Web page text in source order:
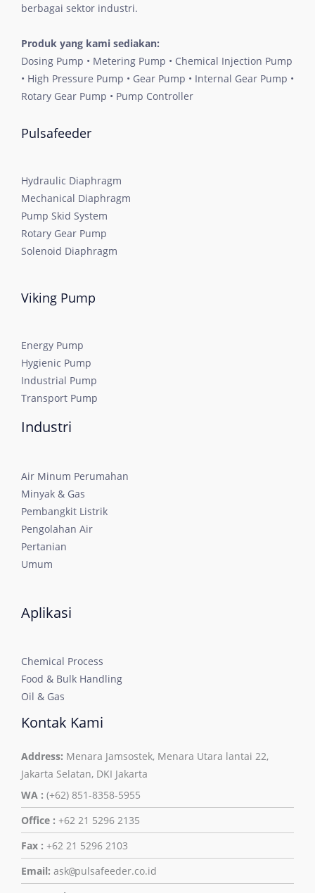
berbagai sektor industri.
Produk yang kami sediakan:
Dosing Pump • Metering Pump • Chemical Injection Pump
• High Pressure Pump • Gear Pump • Internal Gear Pump •
Rotary Gear Pump • Pump Controller
Pulsafeeder
Hydraulic Diaphragm
Mechanical Diaphragm
Pump Skid System
Rotary Gear Pump
Solenoid Diaphragm
Viking Pump
Energy Pump
Hygienic Pump
Industrial Pump
Transport Pump
Industri
Air Minum Perumahan
Minyak & Gas
Pembangkit Listrik
Pengolahan Air
Pertanian
Umum
Aplikasi
Chemical Process
Food & Bulk Handling
Oil & Gas
Kontak Kami
Address: Menara Jamsostek, Menara Utara lantai 22,
Jakarta Selatan, DKI Jakarta
WA : (+62) 851-8358-5955
Office : +62 21 5296 2135
Fax : +62 21 5296 2103
Email: ask@pulsafeeder.co.id